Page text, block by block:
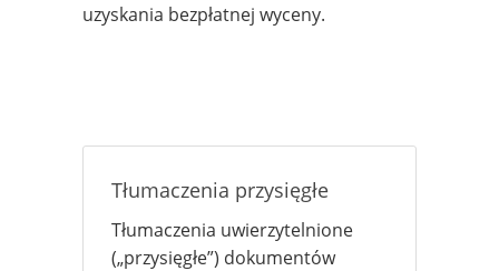
uzyskania bezpłatnej wyceny.
Tłumaczenia przysięgłe
Tłumaczenia uwierzytelnione
(„przysięgłe”) dokumentów